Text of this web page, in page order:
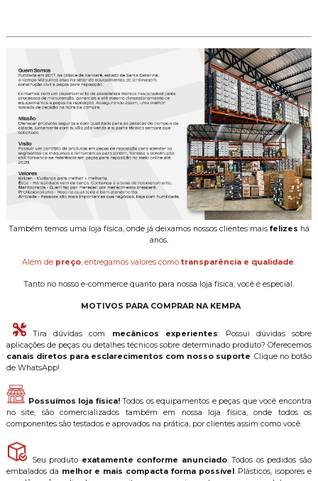
Também temos uma loja física, onde já deixamos nossos clientes mais felizes há
anos.
Além de preço, entregamos valores comotransparência e qualidade.
Tanto no nosso e-commerce quanto para nossa loja física, você é especial.
MOTIVOS PARA COMPRAR NA KEMPA
Tira dúvidas com mecânicos experientes: Possui dúvidas sobre
aplicações de peças ou detalhes técnicos sobre determinado produto? Oferecemos
canais diretos para esclarecimentos com nosso suporte. Clique no botão
de WhatsApp!
Possuímos loja física!Todos os equipamentos e peças que você encontra
no site, são comercializados também em nossa loja física, onde todos os
componentes são testados e aprovados na prática, por clientes assim como você.
Seu produto exatamente conforme anunciado. Todos os pedidos são
embalados da melhor e mais compacta forma possível. Plásticos, isopores e